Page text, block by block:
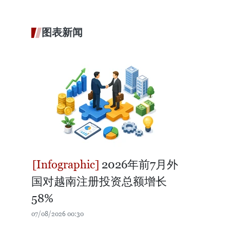
图表新闻
2026年前7月外
国对越南注册投资总额增长
58%
07/08/2026 00:30